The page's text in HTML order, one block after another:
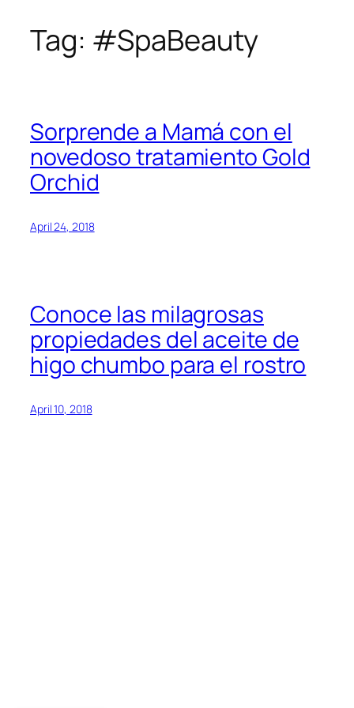
SkipTag: #SpaBeauty
Sorprende a Mamá con el
novedoso tratamiento Gold
Orchid
April 24, 2018
Conoce las milagrosas
propiedades del aceite de
higo chumbo para el rostro
April 10, 2018